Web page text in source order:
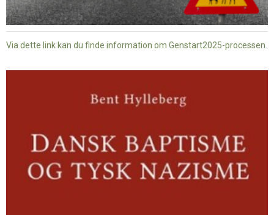
Via dette link kan du finde information om Genstart2025-processen.